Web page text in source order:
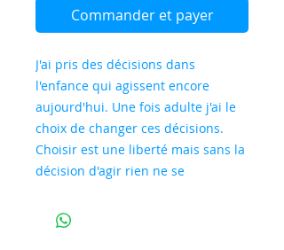
Commander et payer
J'ai pris des décisions dans
l'enfance qui agissent encore
aujourd'hui. Une fois adulte j'ai le
choix de changer ces décisions.
Choisir est une liberté mais sans la
décision d'agir rien ne se
Savoir que j'ai le choix de décider